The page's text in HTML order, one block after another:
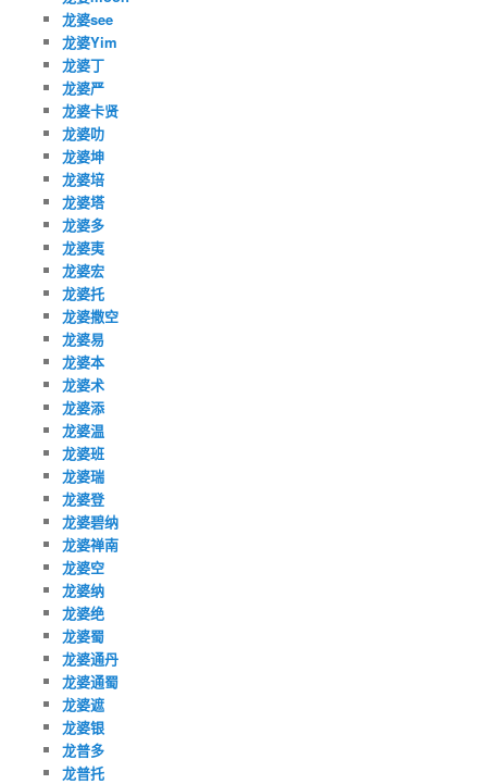
龙婆see
龙婆Yim
龙婆丁
龙婆严
龙婆卡贤
龙婆叻
龙婆坤
龙婆培
龙婆塔
龙婆多
龙婆夷
龙婆宏
龙婆托
龙婆撒空
龙婆易
龙婆本
龙婆术
龙婆添
龙婆温
龙婆班
龙婆瑞
龙婆登
龙婆碧纳
龙婆禅南
龙婆空
龙婆纳
龙婆绝
龙婆蜀
龙婆通丹
龙婆通蜀
龙婆遮
龙婆银
龙普多
龙普托